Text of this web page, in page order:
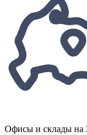
Офисы и склады на